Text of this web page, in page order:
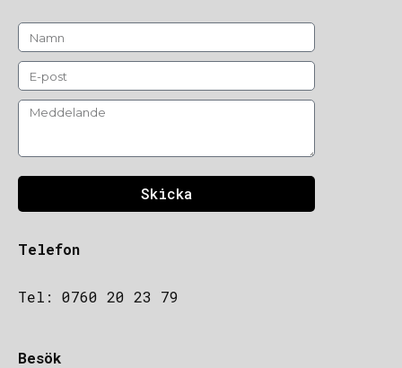
Skicka
Telefon
Tel: 0760 20 23 79
Besök